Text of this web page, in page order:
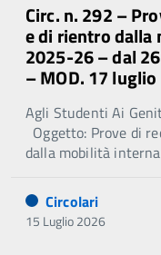
Circ. n. 292 –
e di rientro dalla
2025-26 – dal
– MOD. 17 luglio
Agli Studenti Ai
Oggetto: Prove di
dalla mobilità
Circolari
15 Luglio 2026